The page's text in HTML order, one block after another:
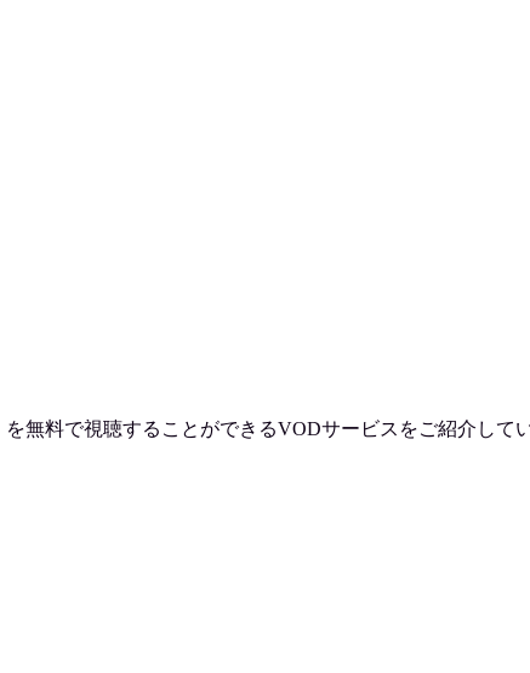
を無料で視聴することができるVODサービスをご紹介して